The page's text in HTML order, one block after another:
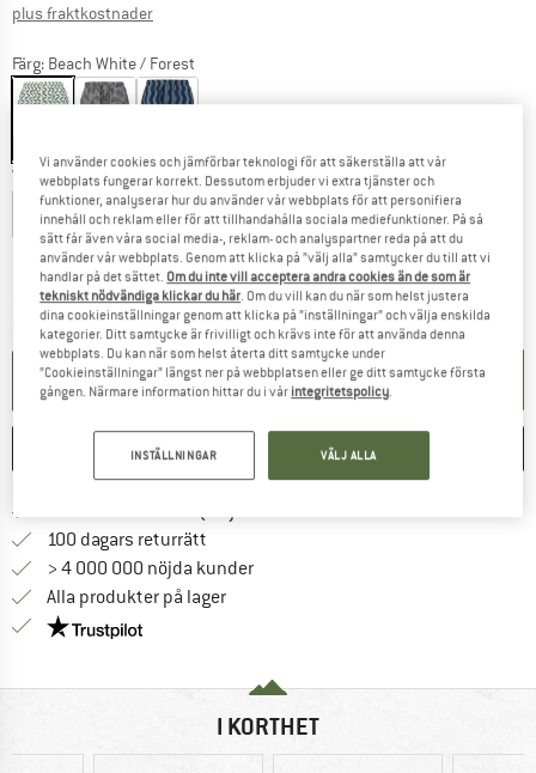
plus fraktkostnaderInformation om fraktkostnader. Öppnas i en inforuta
Färg: Beach White / Forest
Välj en storlek:
S M L XL XXL 3XL 4XL
Storleksguide
Leveranstid: 4-5 arbetsdagarLänken öppnas i en inforuta och innehåller
Mängd:
I VARUKORGEN
SPARA
Fraktfritt från 69 € (SE)
100 dagars returrätt
> 4 000 000 nöjda kunder
Alla produkter på lager
Trust Pilot-garanti - hitta all information här!
I KORTHET
Vi använder cookies och jämförbar teknologi för att säkerställa att vår
webbplats fungerar korrekt. Dessutom erbjuder vi extra tjänster och
funktioner, analyserar hur du använder vår webbplats för att personifiera
innehåll och reklam eller för att tillhandahålla sociala mediefunktioner. På så
sätt får även våra social media-, reklam- och analyspartner reda på att du
använder vår webbplats. Genom att klicka på ”välj alla” samtycker du till att vi
handlar på det sättet. Om du inte vill acceptera andra cookies än de som är
tekniskt nödvändiga klickar du här . Om du vill kan du när som helst justera
dina cookieinställningar genom att klicka på ”inställningar” och välja enskilda
kategorier. Ditt samtycke är frivilligt och krävs inte för att använda denna
webbplats. Du kan när som helst återta ditt samtycke under
”Cookieinställningar” längst ner på webbplatsen eller ge ditt samtycke första
gången. Närmare information hittar du i vår integritetspolicy
INSTÄLLNINGAR VÄLJ ALLA